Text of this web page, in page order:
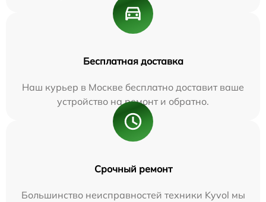
Бесплатная доставка
Наш курьер в Москве бесплатно доставит ваше
устройство на ремонт и обратно.
Срочный ремонт
Большинство неисправностей техники Kyvol мы